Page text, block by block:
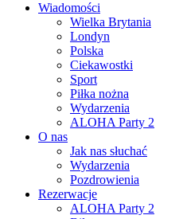
Wiadomości
Wielka Brytania
Londyn
Polska
Ciekawostki
Sport
Piłka nożna
Wydarzenia
ALOHA Party 2
O nas
Jak nas słuchać
Wydarzenia
Pozdrowienia
Rezerwacje
ALOHA Party 2